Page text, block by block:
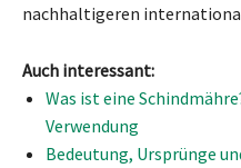
nachhaltigeren
Auch interessant:
Was ist eine
Verwendung
Bedeutung, Ursprünge